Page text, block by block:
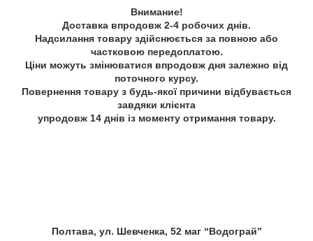
Внимание!
Доставка впродовж 2-4 робочих днів.
Надсилання товару здійснюється за повною або
частковою передоплатою.
Ціни можуть змінюватися впродовж дня залежно від
поточного курсу.
Повернення товару з будь-якої причини відбувається
завдяки клієнта
упродовж 14 днів із моменту отримання товару.
Полтава, ул. Шевченка, 52 маг “Водограй”